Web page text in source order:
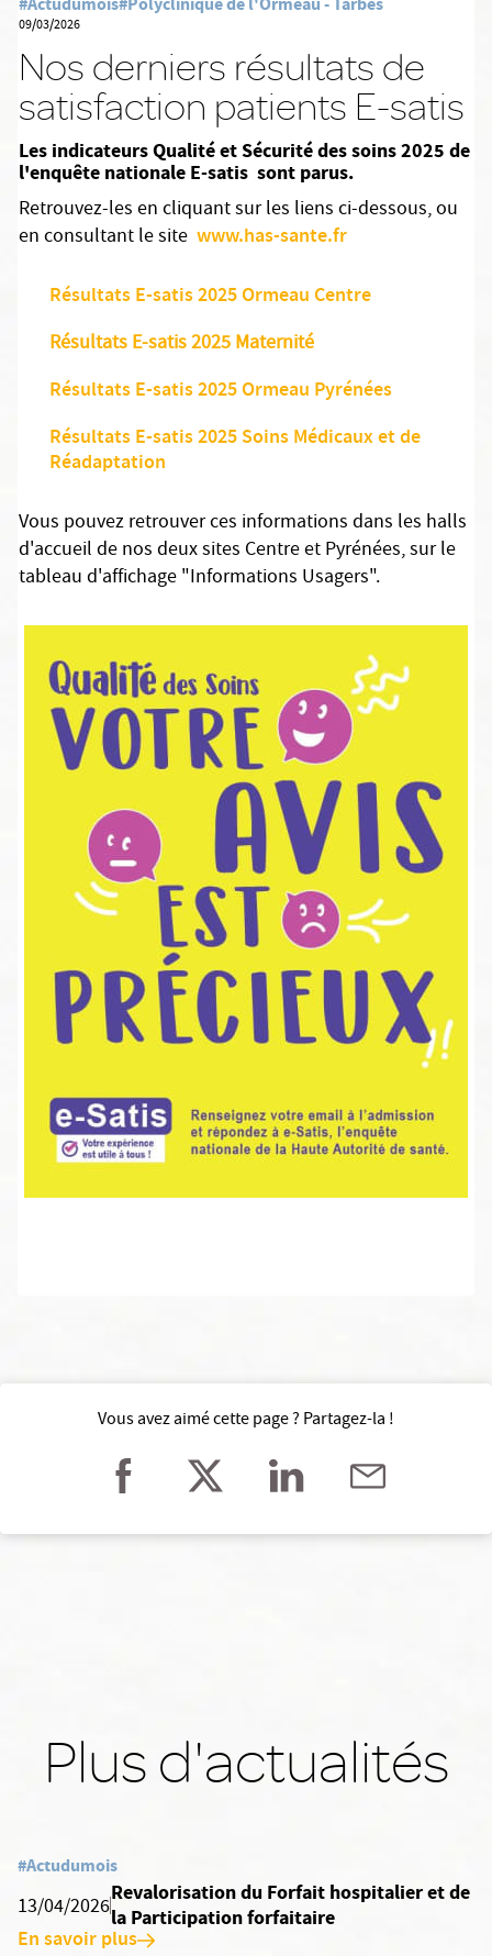
09/03/2026
Nos derniers résultats de
satisfaction patients E-satis
Les indicateurs Qualité et Sécurité des soins 2025 de
l'enquête nationale E-satis sont parus.
Retrouvez-les en cliquant sur les liens ci-dessous, ou
en consultant le site www.has-sante.fr
Résultats E-satis 2025 Ormeau Centre
Résultats E-satis 2025 Maternité
Résultats E-satis 2025 Ormeau Pyrénées
Résultats E-satis 2025 Soins Médicaux et de
Réadaptation
Vous pouvez retrouver ces informations dans les halls
d'accueil de nos deux sites Centre et Pyrénées, sur le
tableau d'affichage "Informations Usagers".
Vous avez aimé cette page ? Partagez-la !
Plus d'actualités
#Actudumois
13/04/2026
Revalorisation du Forfait hospitalier et de
la Participation forfaitaire
En savoir plus